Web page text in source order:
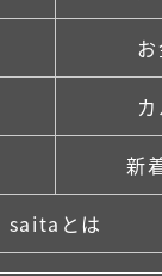
新
saitaとは